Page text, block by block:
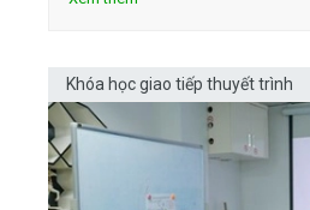
Khóa học giao tiếp thuyết trình